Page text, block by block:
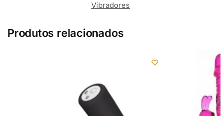
Vibradores
Produtos relacionados